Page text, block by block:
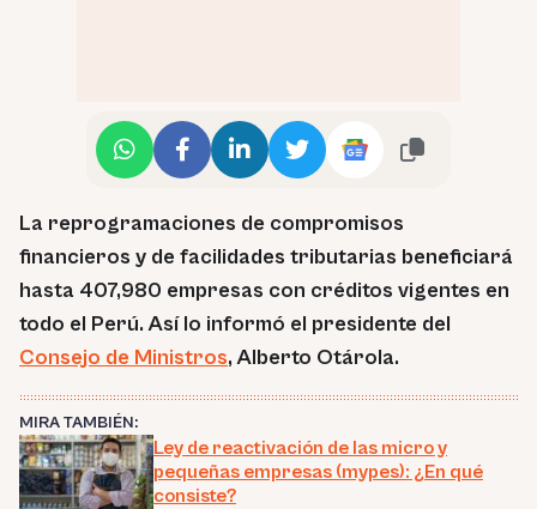
La reprogramaciones de compromisos
financieros y de facilidades tributarias beneficiará
hasta 407,980 empresas con créditos vigentes en
todo el Perú. Así lo informó el presidente del
Consejo de Ministros, Alberto Otárola.
MIRA TAMBIÉN:
Ley de reactivación de las micro y
pequeñas empresas (mypes): ¿En qué
consiste?